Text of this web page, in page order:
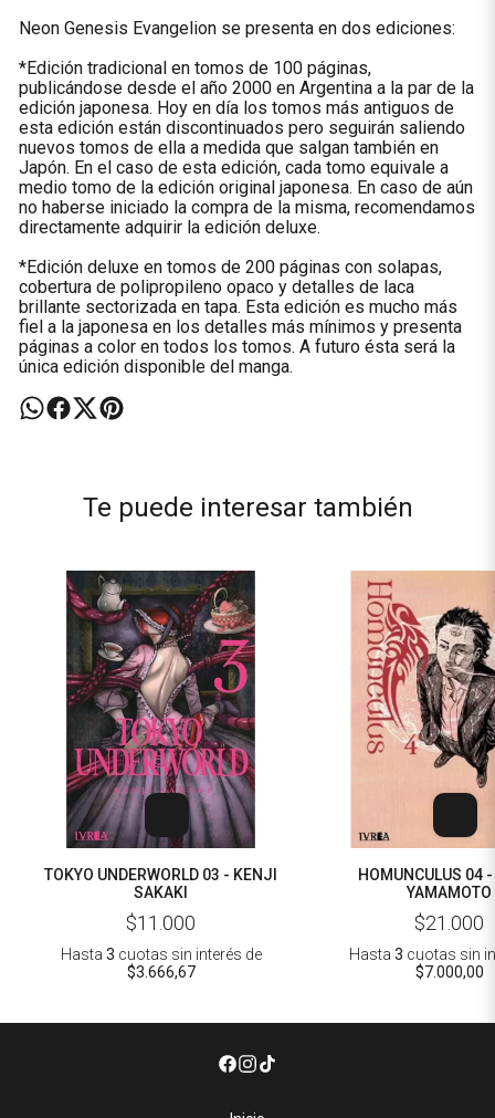
Neon Genesis Evangelion se presenta en dos ediciones:
*Edición tradicional en tomos de 100 páginas,
publicándose desde el año 2000 en Argentina a la par de la
edición japonesa. Hoy en día los tomos más antiguos de
esta edición están discontinuados pero seguirán saliendo
nuevos tomos de ella a medida que salgan también en
Japón. En el caso de esta edición, cada tomo equivale a
medio tomo de la edición original japonesa. En caso de aún
no haberse iniciado la compra de la misma, recomendamos
directamente adquirir la edición deluxe.
*Edición deluxe en tomos de 200 páginas con solapas,
cobertura de polipropileno opaco y detalles de laca
brillante sectorizada en tapa. Esta edición es mucho más
fiel a la japonesa en los detalles más mínimos y presenta
páginas a color en todos los tomos. A futuro ésta será la
única edición disponible del manga.
Te puede interesar también
TOKYO UNDERWORLD 03 - KENJI
SAKAKI
$11.000
Hasta 3 cuotas sin interés de
$3.666,67
HOMUNCULUS 04
YAMAMOTO
$21.000
Hasta 3 cuotas sin
$7.000,00